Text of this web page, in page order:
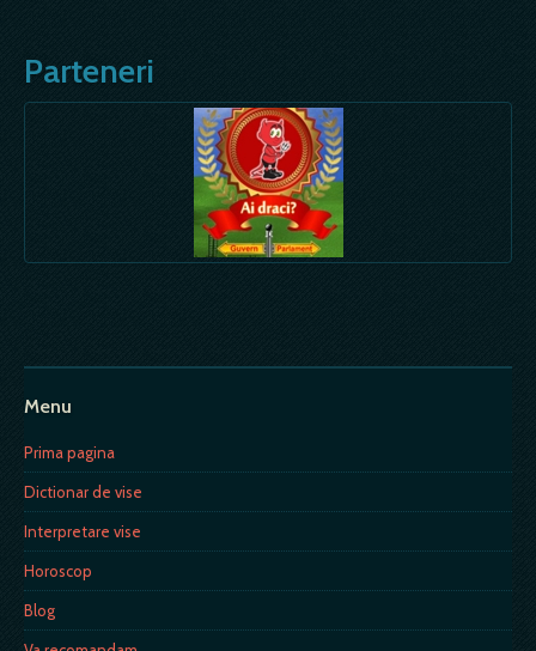
Parteneri
Menu
Prima pagina
Dictionar de vise
Interpretare vise
Horoscop
Blog